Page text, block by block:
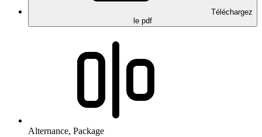
Téléchargez
le pdf
Alternance, Package